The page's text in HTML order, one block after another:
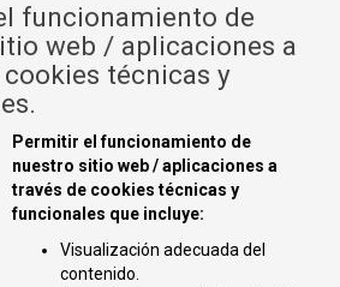
funcionamiento de
web / aplicaciones a
técnicas y
Permitir el funcionamiento de
nuestro sitio web / aplicaciones a
través de cookies técnicas y
funcionales que incluye:
Visualización adecuada del
contenido.